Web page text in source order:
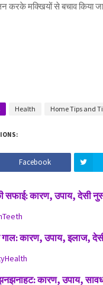
करके मक्खियों से बचाव
Health Home Tips and
Facebook
सफाई: कारण, उपाय, देसी
Teeth
कारण, उपाय, इलाज,
Health
कारण, उपाय,